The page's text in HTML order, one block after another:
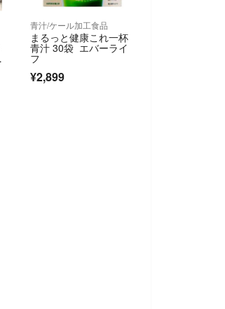
青汁/ケール加工食品
まるっと健康これ一杯
青汁 30袋 エバーライ
フ
¥2,899